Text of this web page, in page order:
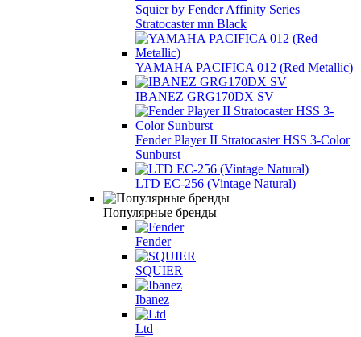
Squier by Fender Affinity Series
Stratocaster mn Black
YAMAHA PACIFICA 012 (Red Metallic)
IBANEZ GRG170DX SV
Fender Player II Stratocaster HSS 3-Color
Sunburst
LTD EC-256 (Vintage Natural)
Популярные бренды
Fender
SQUIER
Ibanez
Ltd